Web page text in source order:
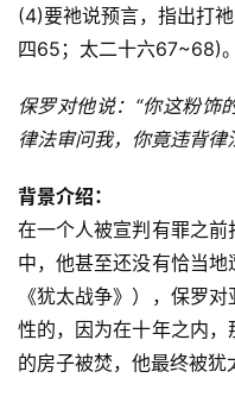
(4)要祂说预言，指出打
四65；太二十六67~68)。
保罗对他说：“你这粉饰
律法审问我，你竟违背律
背景介绍：
在一个人被宣判有罪之
中，他甚至还没有恰当地
《犹太战争》），保罗
性的，因为在十年之内
的房子被焚，他最终被犹